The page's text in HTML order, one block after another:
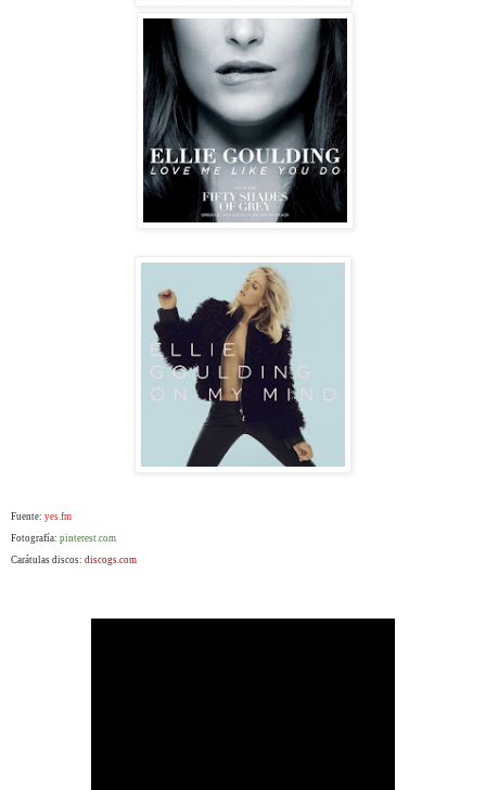
Fuente: yes.fm
Fotografía: pinterest.com
Carátulas discos: discogs.com